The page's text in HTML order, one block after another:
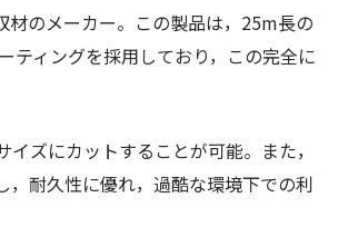
のメーカー。この製品は，25m長の
ィングを採用しており，この完全に
ズにカットすることが可能。また，
耐久性に優れ，過酷な環境下での利